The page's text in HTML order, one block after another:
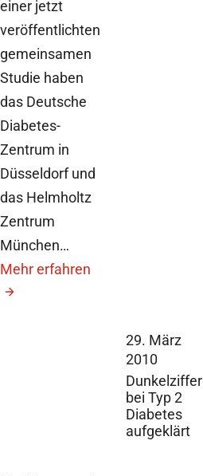
29. März
2010
Dunkelziffer
bei Typ 2
Diabetes
aufgeklärt
einer jetzt
veröffentlichten
gemeinsamen
Studie haben
das Deutsche
Diabetes-
Zentrum in
Düsseldorf und
das Helmholtz
Zentrum
München…
Mehr erfahren